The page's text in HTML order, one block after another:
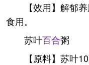
【效用】解郁
食用。
苏叶百合粥
【原料】苏叶